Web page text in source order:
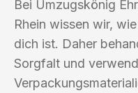
Bei Umzugskönig
Rhein wissen wir,
dich ist. Daher
Sorgfalt und